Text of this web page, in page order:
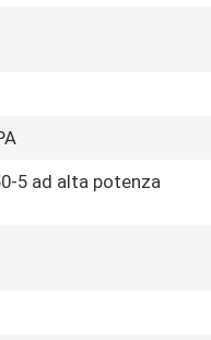
5 ad alta potenza